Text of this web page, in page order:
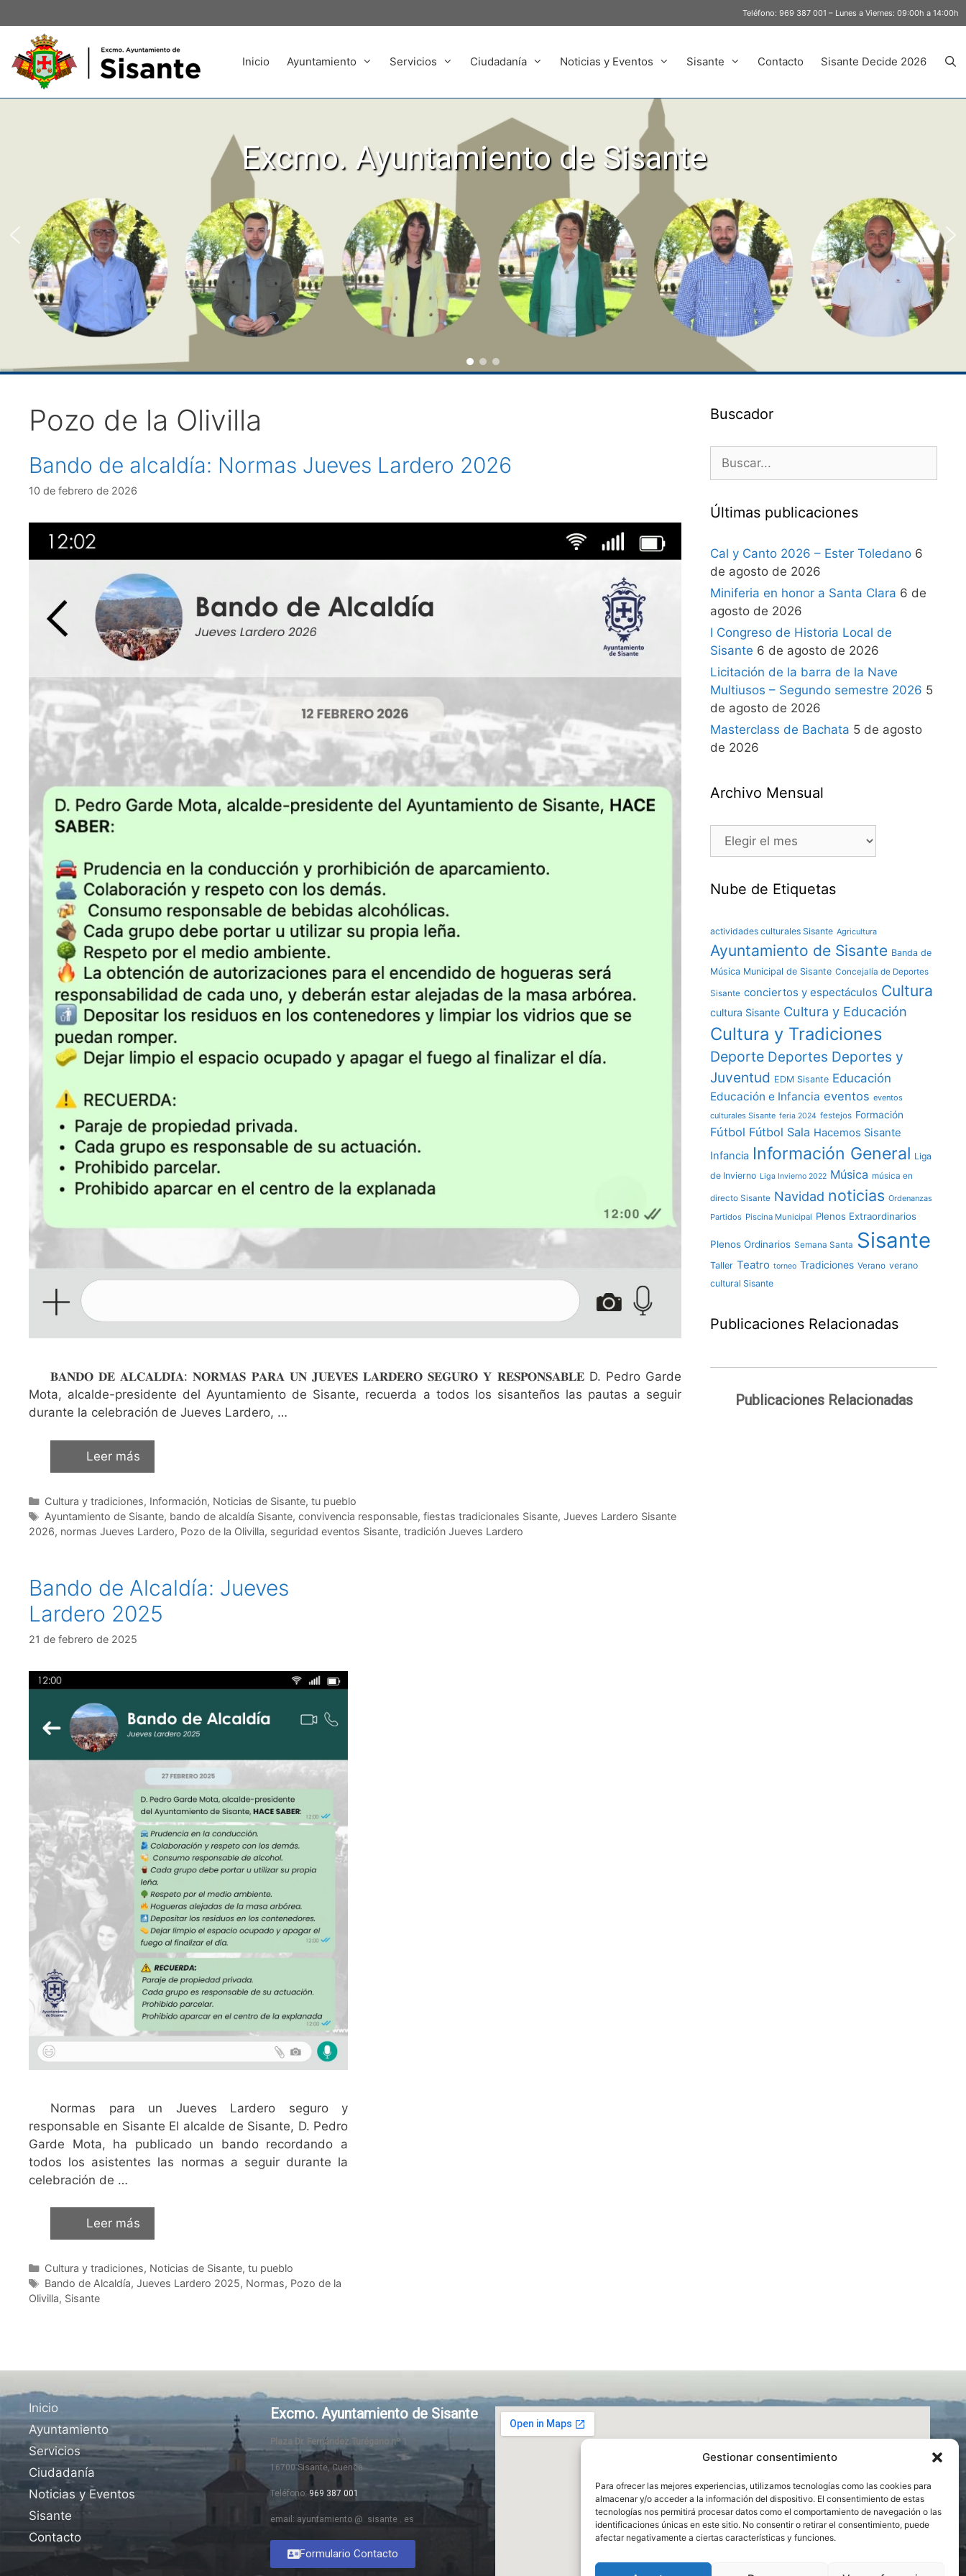
Gestionar consentimiento
Para ofrecer las mejores experiencias, utilizamos tecnologías como las cookies para
almacenar y/o acceder a la información del dispositivo. El consentimiento de estas
tecnologías nos permitirá procesar datos como el comportamiento de navegación o las
identificaciones únicas en este sitio. No consentir o retirar el consentimiento, puede
afectar negativamente a ciertas características y funciones.
Teléfono: 969 387 001 – Lunes a Viernes: 09:00h a 14:00h
Inicio Ayuntamiento Servicios Ciudadanía Noticias y Eventos Sisante Contacto Sisante Decide 2026
Excmo. Ayuntamiento de Sisante
Pozo de la Olivilla
Bando de alcaldía: Normas Jueves Lardero 2026
10 de febrero de 2026
𝐁𝐀𝐍𝐃𝐎 𝐃𝐄 𝐀𝐋𝐂𝐀𝐋𝐃𝐈́𝐀: 𝐍𝐎𝐑𝐌𝐀𝐒 𝐏𝐀𝐑𝐀 𝐔𝐍 𝐉𝐔𝐄𝐕𝐄𝐒 𝐋𝐀𝐑𝐃𝐄𝐑𝐎 𝐒𝐄𝐆𝐔𝐑𝐎 𝐘 𝐑𝐄𝐒𝐏𝐎𝐍𝐒𝐀𝐁𝐋𝐄 D. Pedro Garde
Mota, alcalde-presidente del Ayuntamiento de Sisante, recuerda a todos los sisanteños las pautas a seguir
durante la celebración de Jueves Lardero, …
Leer más
Cultura y tradiciones, Información, Noticias de Sisante, tu pueblo
Ayuntamiento de Sisante, bando de alcaldía Sisante, convivencia responsable, fiestas tradicionales Sisante, Jueves Lardero Sisante
2026, normas Jueves Lardero, Pozo de la Olivilla, seguridad eventos Sisante, tradición Jueves Lardero
Bando de Alcaldía: Jueves
Lardero 2025
21 de febrero de 2025
Normas para un Jueves Lardero seguro y
responsable en Sisante El alcalde de Sisante, D. Pedro
Garde Mota, ha publicado un bando recordando a
todos los asistentes las normas a seguir durante la
celebración de …
Leer más
Cultura y tradiciones, Noticias de Sisante, tu pueblo
Bando de Alcaldía, Jueves Lardero 2025, Normas, Pozo de la
Olivilla, Sisante
Buscador
Últimas publicaciones
Cal y Canto 2026 – Ester Toledano 6
de agosto de 2026
Miniferia en honor a Santa Clara 6 de
agosto de 2026
I Congreso de Historia Local de
Sisante 6 de agosto de 2026
Licitación de la barra de la Nave
Multiusos – Segundo semestre 2026 5
de agosto de 2026
Masterclass de Bachata 5 de agosto
de 2026
Archivo Mensual
Nube de Etiquetas
actividades culturales Sisante Agricultura
Ayuntamiento de Sisante Banda de
Música Municipal de Sisante Concejalía de Deportes
Sisante conciertos y espectáculos Cultura
cultura Sisante Cultura y Educación
Cultura y Tradiciones
Deporte Deportes Deportes y
Juventud EDM Sisante Educación
Educación e Infancia eventos eventos
culturales Sisante feria 2024 festejos Formación
Fútbol Fútbol Sala Hacemos Sisante
Infancia Información General Liga
de Invierno Liga Invierno 2022 Música música en
directo Sisante Navidad noticias Ordenanzas
Partidos Piscina Municipal Plenos Extraordinarios
Plenos Ordinarios Semana Santa Sisante
Taller Teatro torneo Tradiciones Verano verano
cultural Sisante
Publicaciones Relacionadas
Publicaciones Relacionadas
Inicio
Ayuntamiento
Servicios
Ciudadanía
Noticias y Eventos
Sisante
Contacto
Excmo. Ayuntamiento de Sisante
Plaza Dr. Fernández Turégano nº 1
16700 Sisante, Cuenca
Teléfono: 969 387 001
email: ayuntamiento @ sisante . es
Formulario Contacto